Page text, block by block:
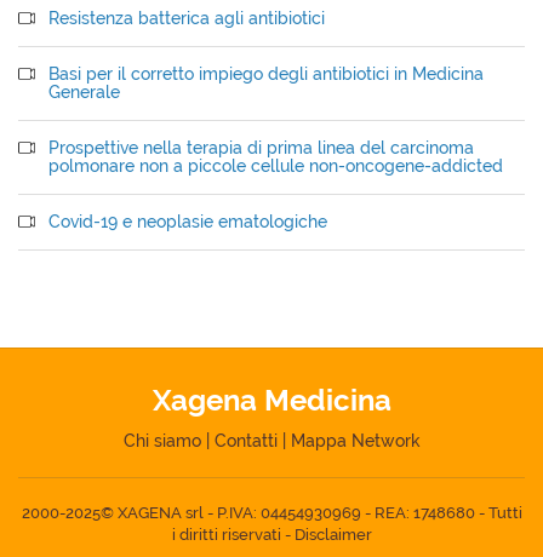
Resistenza batterica agli antibiotici
Basi per il corretto impiego degli antibiotici in Medicina
Generale
Prospettive nella terapia di prima linea del carcinoma
polmonare non a piccole cellule non-oncogene-addicted
Covid-19 e neoplasie ematologiche
Xagena Medicina
Chi siamo Contatti Mappa Network
2000-2025© XAGENA srl - P.IVA: 04454930969 - REA: 1748680 - Tutti
i diritti riservati - Disclaimer